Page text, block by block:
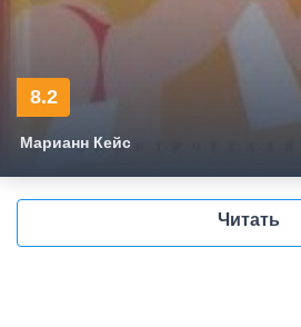
8.2
Марианн Кейс
Читать